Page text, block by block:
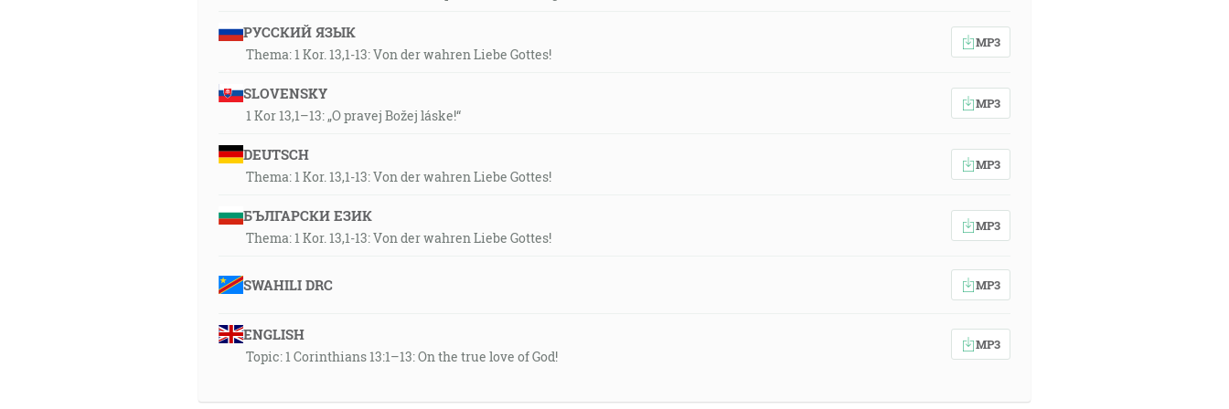
zahubia; ale nové víno sa má lievať do nových kožíc. [Mk 2:22]
Takže ak je niekto v Kristovi, je novým stvorením; drievne pominulo, hľa, všetko je nové. [2Kor 5:17]
45:34
A zase tamtí, ktorí sťa na dobrej zemi sú posiati, sú takí, ktorí počúvajú slovo a prijímajú ho a donášajú užitok: niektoré
tridsať, niektoré šesťdesiat a niektoré sto. [Mk 4:20]
A dám vám nové srdce a nového ducha dám do vášho vnútra a odstránim to kamenné srdce z vášho tela a dám vám srdce
z mäsa. [Ez 36:26]
46:41
Radovať sa s radujúcimi a plakať s plačúcimi… [Rm 12:15]
A buď že trpí jeden úd, spolu trpia všetky údy; buď že sa oslavuje jeden úd, spolu sa radujú všetky údy. [1Kor 12:26]
A Hospodin, tvoj Bôh, to dá, že budeš mať hojnosť v každej práci svojich rúk, v plode svojho života, v plode svojich hoviad, v
nad tvojimi otcami… [5M 30:9]
Tak teda viera z počutia a počutie skrze slovo Božie. [Rm 10:17]
РУССКИЙ ЯЗЫК
Thema: 1 Kor. 13,1-13: Von der wahren Liebe Gottes!
MP3
SLOVENSKY
1 Kor 13,1–13: „O pravej Božej láske!“
MP3
DEUTSCH
Thema: 1 Kor. 13,1-13: Von der wahren Liebe Gottes!
MP3
БЪЛГАРСКИ ЕЗИК
Thema: 1 Kor. 13,1-13: Von der wahren Liebe Gottes!
MP3
SWAHILI DRC MP3
ENGLISH
Topic: 1 Corinthians 13:1–13: On the true love of God!
MP3